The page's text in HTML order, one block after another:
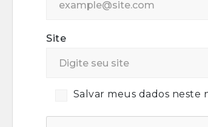
Site
Salvar meus dados neste